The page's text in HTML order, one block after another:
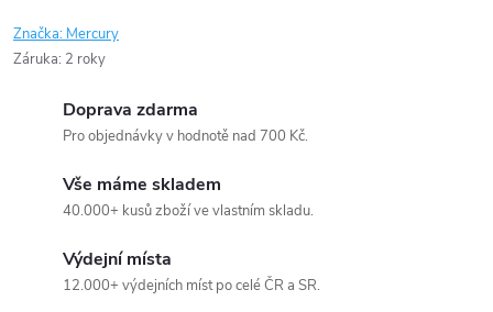
Značka: Mercury
Záruka: 2 roky
Doprava zdarma
Pro objednávky v hodnotě nad 700 Kč.
Vše máme skladem
40.000+ kusů zboží ve vlastním skladu.
Výdejní místa
12.000+ výdejních míst po celé ČR a SR.